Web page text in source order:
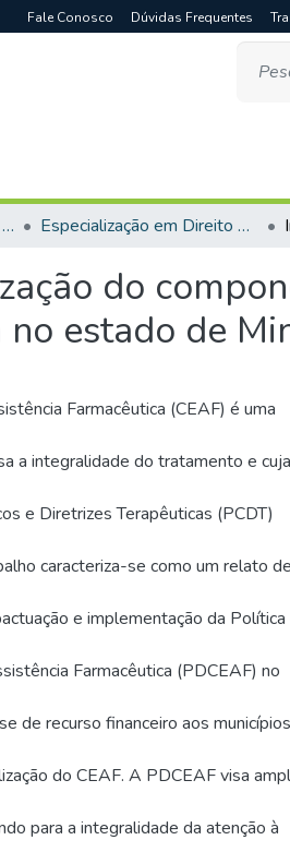
Fale Conosco Dúvidas Frequentes
Trabalhos de Conclusão de Curso Especialização em Direito Sanitário
do
estado de
Farmacêutica (CEAF) é uma
a integralidade do tratamento e
e Diretrizes Terapêuticas (PCDT)
caracteriza-se como um relato de
e implementação da Política
Farmacêutica (PDCEAF) no
de recurso financeiro aos municípios
do CEAF. A PDCEAF visa
para a integralidade da atenção à